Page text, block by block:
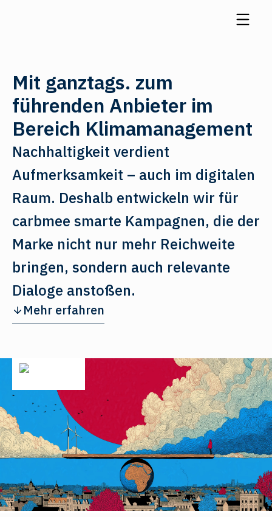
Mit ganztags. zum
führenden Anbieter im
Bereich Klimamanagement
Nachhaltigkeit verdient
Aufmerksamkeit – auch im digitalen
Raum. Deshalb entwickeln wir für
carbmee smarte Kampagnen, die der
Marke nicht nur mehr Reichweite
bringen, sondern auch relevante
Dialoge anstoßen.
Mehr erfahren